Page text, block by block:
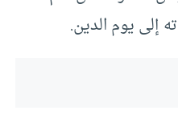
إلى يوم الدين.